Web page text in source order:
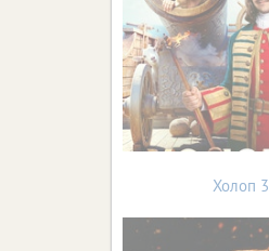
Холоп 3